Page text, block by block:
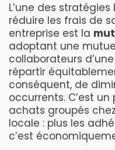
L’une des
réduire les frais de
entreprise est la
adoptant une
collaborateurs
répartir
conséquent, de
occurrents. C’est
achats groupés
locale : plus les
c’est